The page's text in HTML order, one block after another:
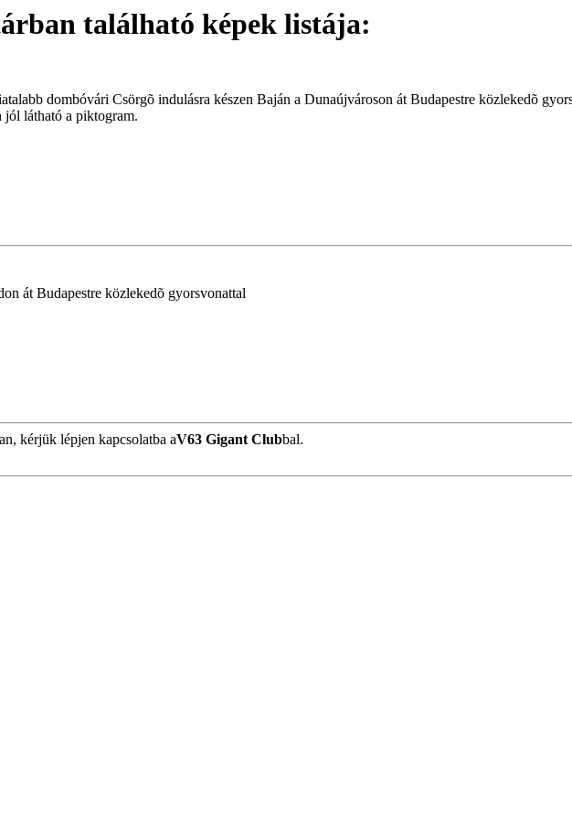
található képek listája:
dombóvári Csörgõ indulásra készen Baján a Dunaújvároson át Budapestre közlekedõ
jól látható a piktogram.
át Budapestre közlekedõ gyorsvonattal
kérjük lépjen kapcsolatba aV63 Gigant Clubbal.